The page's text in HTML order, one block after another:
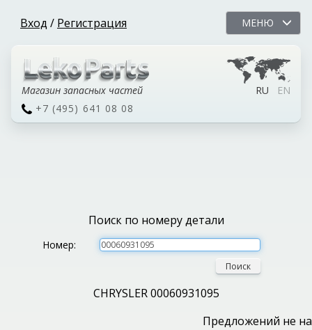
Вход / Регистрация МЕНЮ
Магазин запасных частей RU
EN
+7 (495) 641 08 08
Поиск по номеру детали
Номер:
Поиск
CHRYSLER 00060931095
Предложений не